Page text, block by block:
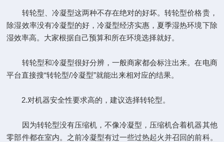
转轮型、冷凝型这两种不存在绝对的好坏。转轮型价格贵，
除湿效率没有冷凝型的好，冷凝型经济实惠，夏季湿热环境下除
湿效率高。大家根据自己预算和所在环境选择就好。
转轮型和冷凝型很好分辨，一般商家都会标注出来。在电商
平台直接搜“转轮型/冷凝型”就能出来相对应的结果。
2.对机器安全性要求高的，建议选择转轮型。
因为转轮型没有压缩机，不像冷凝型，压缩机合着机器其他
零部件都在室内。之前冷凝型有过一些过热起火并召回的前科。